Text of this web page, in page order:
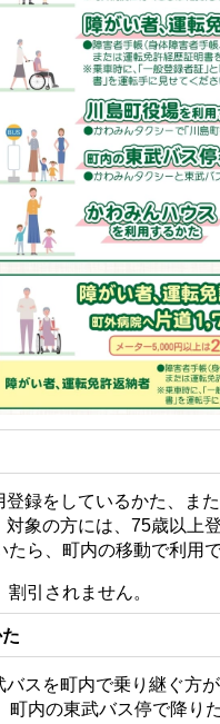
録をしているかた、ま
象の方には、75歳以上
ら、町内の移動で利用で
引されません。
スを町内で乗り継ぐ方が
町内の東武バス停で降り